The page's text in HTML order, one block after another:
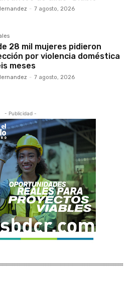
- 7 agosto, 2026
28 mil mujeres pidieron
por violencia doméstica
meses
- 7 agosto, 2026
- Publicidad -